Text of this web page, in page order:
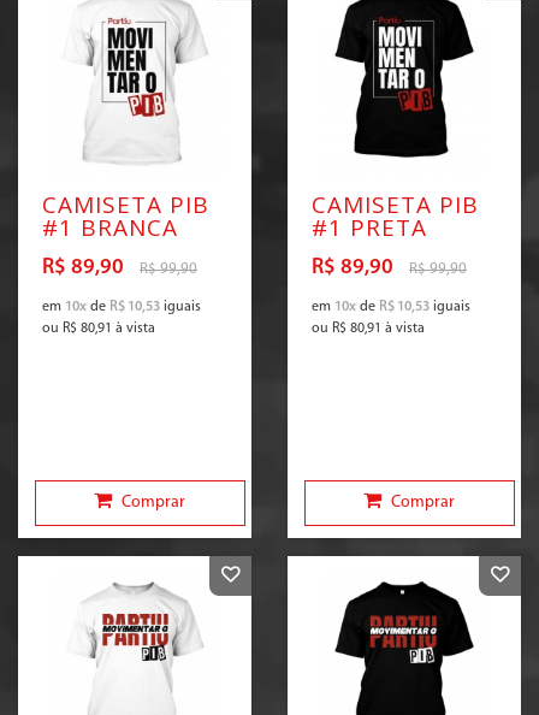
CAMISETA PIB
#1 BRANCA
R$ 89,90 R$ 99,90
em 10x de R$ 10,53 iguais
ou R$ 80,91 à vista
Comprar
CAMISETA PIB
#1 PRETA
R$ 89,90 R$ 99,90
em 10x de R$ 10,53 iguais
ou R$ 80,91 à vista
Comprar